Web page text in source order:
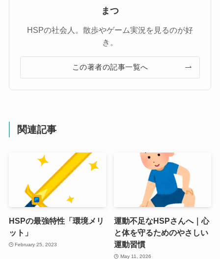
まつ
HSPの社会人。散歩やゲーム実況を見るのが好
き。
この著者の記事一覧へ
関連記事
HSPの最強特性「環境メリ
ット」
February 25, 2023
運動不足なHSPさんへ｜心
と体を守るためのやさしい
運動習慣
May 11, 2026